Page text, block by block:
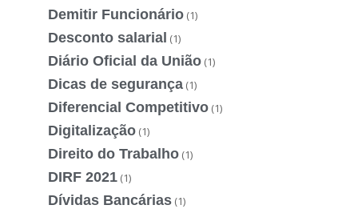
Demitir Funcionário (1)
Desconto salarial (1)
Diário Oficial da União (1)
Dicas de segurança (1)
Diferencial Competitivo (1)
Digitalização (1)
Direito do Trabalho (1)
DIRF 2021 (1)
Dívidas Bancárias (1)